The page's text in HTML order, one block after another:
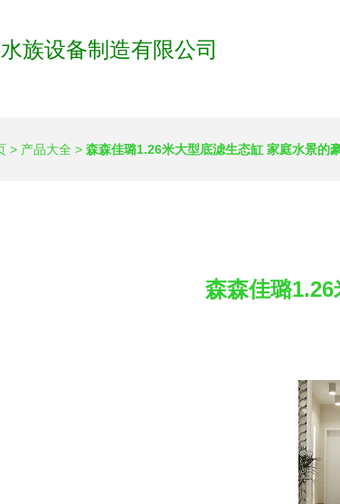
水族设备制造有限公司
> 产品大全 > 森森佳璐1.26米大型底滤生态缸 家庭水景的
森森佳璐